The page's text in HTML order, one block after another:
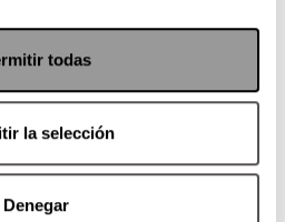
todas
la selección
Denegar